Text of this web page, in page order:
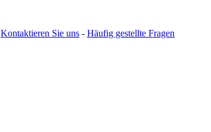
Kontaktieren Sie uns - Häufig gestellte Fragen